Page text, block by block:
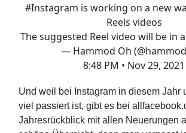
#Instagram is working on a new
Reels videos
The suggested Reel video will be in a
— Hammod Oh
8:48 PM • Nov 29, 2021
Und weil bei Instagram in diesem Jahr
viel passiert ist, gibt es bei
Jahresrückblick mit allen Neuerungen